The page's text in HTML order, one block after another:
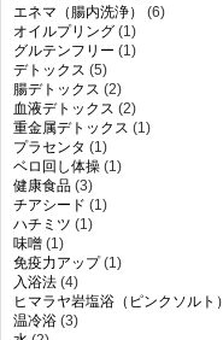
エネマ（腸内洗浄）
(6)
オイルプリング (1)
グルテンフリー (1)
デトックス (5)
腸デトックス (2)
血液デトックス (2)
重金属デトックス (1)
プラセンタ (1)
ベロ回し体操 (1)
健康食品 (3)
チアシード (1)
ハチミツ (1)
味噌 (1)
免疫力アップ(1)
入浴法 (4)
ヒマラヤ岩塩浴（ピンクソルト）
温冷浴 (3)